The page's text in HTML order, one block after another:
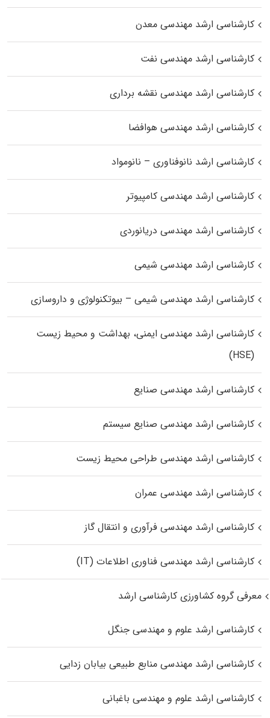
کارشناسی ارشد مهندسی معدن
کارشناسی ارشد مهندسی نفت
کارشناسی ارشد مهندسی نقشه برداری
کارشناسی ارشد مهندسی هوافضا
کارشناسی ارشد نانوفناوری – نانومواد
کارشناسی ارشد مهندسی کامپیوتر
کارشناسی ارشد مهندسی دریانوردی
کارشناسی ارشد مهندسی شیمی
کارشناسی ارشد مهندسی شیمی – بیوتکنولوژی و داروسازی
کارشناسی ارشد مهندسی ایمنی، بهداشت و محیط زیست
(HSE)
کارشناسی ارشد مهندسی صنایع
کارشناسی ارشد مهندسی صنایع سیستم
کارشناسی ارشد مهندسی طراحی محیط زیست
کارشناسی ارشد مهندسی عمران
کارشناسی ارشد مهندسی فرآوری و انتقال گاز
کارشناسی ارشد مهندسی فناوری اطلاعات (IT)
معرفی گروه کشاورزی کارشناسی ارشد
کارشناسی ارشد علوم و مهندسی جنگل
کارشناسی ارشد مهندسی منابع طبیعی بیابان زدایی
کارشناسی ارشد علوم و مهندسی باغبانی